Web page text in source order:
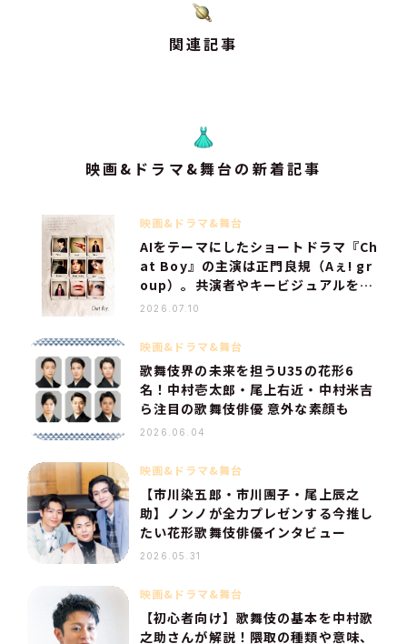
関連記事
映画&ドラマ&舞台の新着記事
映画&ドラマ&舞台
AIをテーマにしたショートドラマ『Ch
at Boy』の主演は正門良規（Aぇ! gr
oup）。共演者やキービジュアルを解
禁！
2026.07.10
映画&ドラマ&舞台
歌舞伎界の未来を担うU35の花形6
名！中村壱太郎・尾上右近・中村米吉
ら注目の歌舞伎俳優 意外な素顔も
2026.06.04
映画&ドラマ&舞台
【市川染五郎・市川團子・尾上辰之
助】ノンノが全力プレゼンする今推し
たい花形歌舞伎俳優インタビュー
2026.05.31
映画&ドラマ&舞台
【初心者向け】歌舞伎の基本を中村歌
之助さんが解説！隈取の種類や意味、